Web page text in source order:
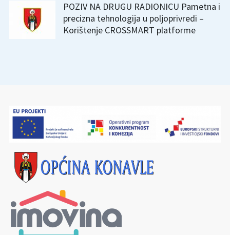
POZIV NA DRUGU RADIONICU Pametna i
precizna tehnologija u poljoprivredi –
Korištenje CROSSMART platforme